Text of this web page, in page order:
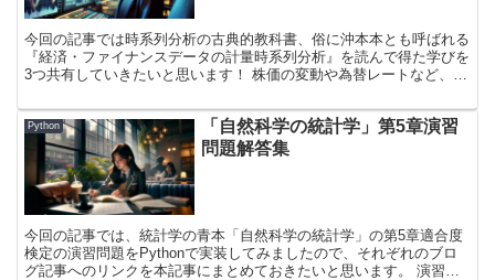
今回の記事では時系列分析の古典的教科書、俗に沖本本とも呼ばれる
『経済・ファイナンスデータの計量時系列分析』を読んで得た学びを
3つ共有していきたいと思います！ 株価の変動や為替レートなど、私
系列データをモデル化する際に、どのような式を仮定してモデル化す
ればいいのか、どのような仮定が存在するのかを1から教えてくれる
1冊です。 本書の購入を考えている方は本記事を参考に、本書の購入
を検討していただけると幸いです！
Python
「自然科学の統計学」第5章演習
問題解答集
今回の記事では、統計学の青本「自然科学の統計学」の第5章適合度
検定の演習問題をPythonで実装してみましたので、それぞれのブロ
グ記事へのリンクを本記事にまとめておきたいと思います。 演習問